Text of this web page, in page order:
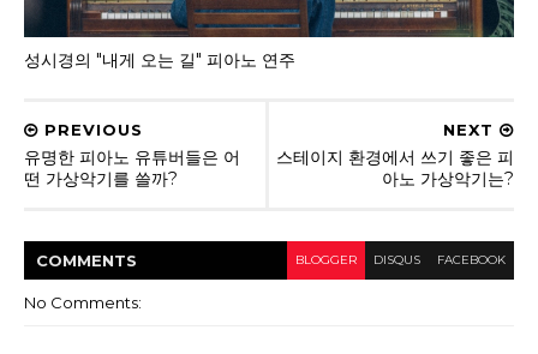
성시경의 "내게 오는 길" 피아노 연주
NEXT
스테이지 환경에서 쓰기 좋은 피
아노 가상악기는?
PREVIOUS
유명한 피아노 유튜버들은 어
떤 가상악기를 쓸까?
COMMENTS BLOGGER DISQUS FACEBOOK
No Comments: